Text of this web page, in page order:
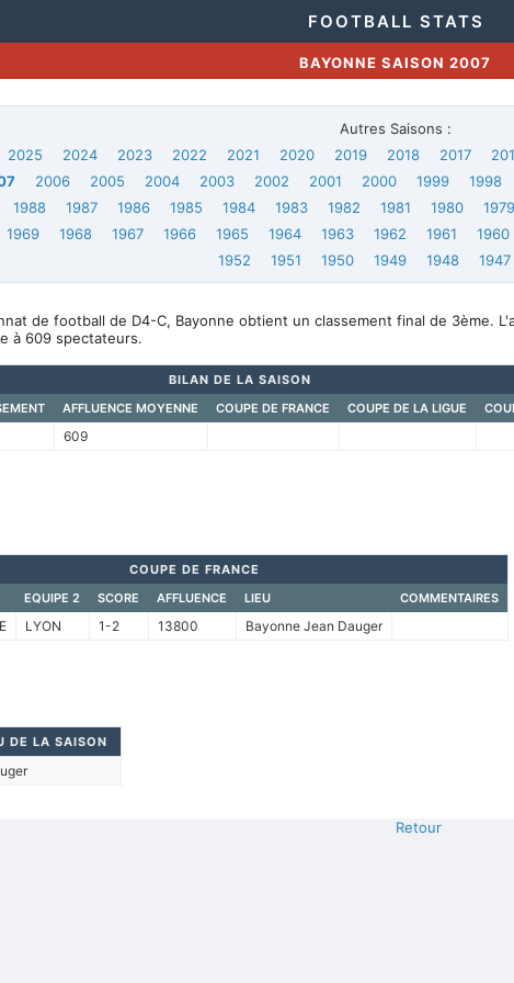
FOOTBALL STATS
BAYONNE SAISON 2007
Autres Saisons :
2025 2024 2023 2022 2021 2020 2019 2018 2017
2006 2005 2004 2003 2002 2001 2000 1999 1998
1988 1987 1986 1985 1984 1983 1982 1981 1980 1979
1969 1968 1967 1966 1965 1964 1963 1962 1961 1960
1952
1951 1950 1949 1948 1947
de football de D4-C, Bayonne obtient un classement final de 3ème.
à 609 spectateurs.
BILAN DE LA SAISON
AFFLUENCE MOYENNE COUPE DE FRANCE COUPE DE LA LIGUE
609
COUPE DE FRANCE
EQUIPE 2 SCORE AFFLUENCE LIEU COMMENTAIRES
LYON 1-2 13800 Bayonne Jean Dauger
DE LA SAISON
Retour